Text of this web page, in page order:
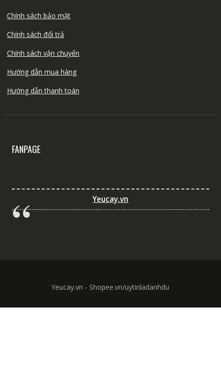
Chính sách bảo mật
Chính sách đổi trả
Chính sách vận chuyển
Hướng dẫn mua hàng
Hướng dẫn thanh toán
FANPAGE
Yeucay.vn
Yeucay.vn - Shopee.vn/uytinladanhdu